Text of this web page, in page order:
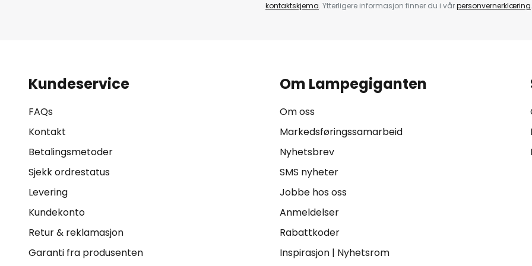
kontaktskjema. Ytterligere informasjon finner du i vårpersonvernerklæring.
Kundeservice
FAQs
Kontakt
Betalingsmetoder
Sjekk ordrestatus
Levering
Kundekonto
Retur & reklamasjon
Garanti fra produsenten
Om Lampegiganten
Om oss
Markedsføringssamarbeid
Nyhetsbrev
SMS nyheter
Jobbe hos oss
Anmeldelser
Rabattkoder
Inspirasjon| Nyhetsrom